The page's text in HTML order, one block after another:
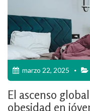
marzo 22, 2025
El ascenso
obesidad en